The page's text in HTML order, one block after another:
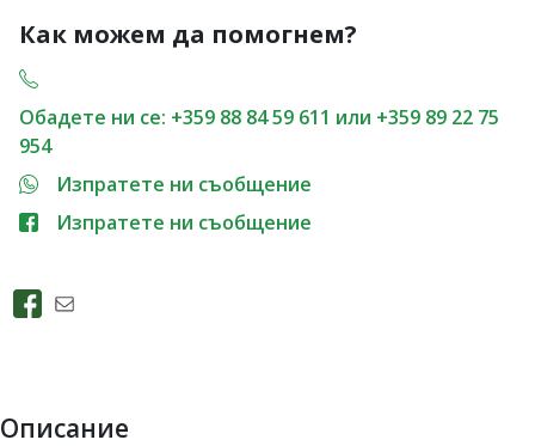
Как можем да помогнем?
Обадете ни се: +359 88 84 59 611 или +359 89 22 75
954
Изпратете ни съобщение
Изпратете ни съобщение
Описание